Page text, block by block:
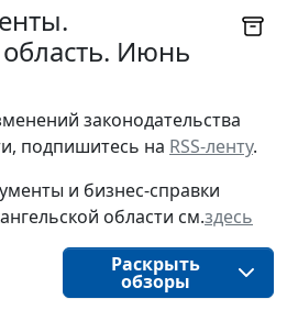
Июнь
законодательства
подпишитесь на RSS-ленту.
и бизнес-справки
области см.здесь
Раскрыть
обзоры